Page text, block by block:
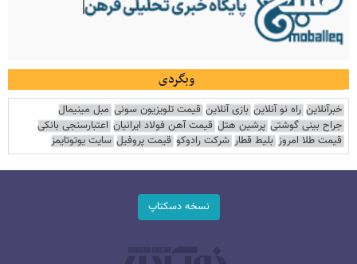
وبگردی
خبرآنلاین راه نو آنلاین بازی آنلاین قیمت تلویزیون سونی مبل مینیمال
جراح بینی گوشتی پرشین هتل قیمت آهن فولاد ایرانیان اعتبارسنجی بانکی
قیمت طلا امروز بلیط قطار شرکت رادوکو قیمت پروفیل سایت یوتوتایمز
نسخه دسکتاپ